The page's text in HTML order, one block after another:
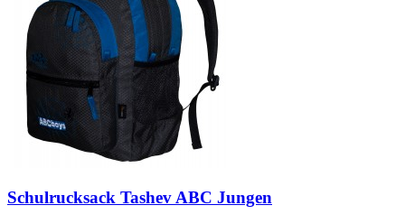
Schulrucksack Tashev ABC Jungen